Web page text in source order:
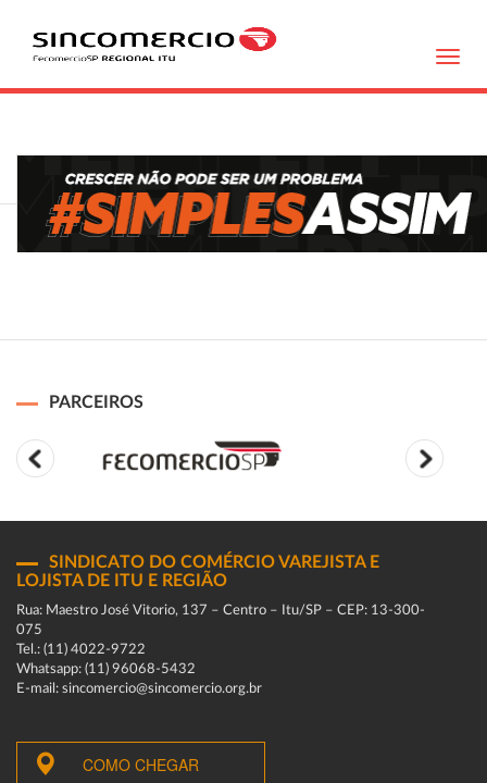
PARCEIROS
SINDICATO DO COMÉRCIO VAREJISTA E
LOJISTA DE ITU E REGIÃO
Rua: Maestro José Vitorio, 137 – Centro – Itu/SP – CEP: 13-300-
075
Tel.: (11) 4022-9722
Whatsapp: (11) 96068-5432
E-mail: sincomercio@sincomercio.org.br
COMO CHEGAR